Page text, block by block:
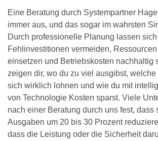
Eine Beratung durch Systempartner
immer aus, und das sogar im wahrsten
Durch professionelle Planung lassen sich
Fehlinvestitionen vermeiden,
einsetzen und Betriebskosten nachhaltig
zeigen dir, wo du zu viel ausgibst,
sich wirklich lohnen und wie du mit
von Technologie Kosten sparst. Viele
nach einer Beratung durch uns fest, dass
Ausgaben um 20 bis 30 Prozent
dass die Leistung oder die Sicherheit